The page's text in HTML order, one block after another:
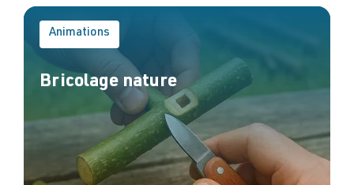
Animations
Bricolage nature